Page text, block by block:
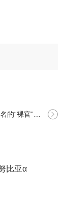
”，一脱平步青云
比亚α